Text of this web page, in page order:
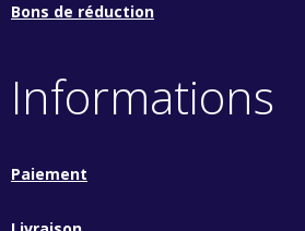
Bons de réduction
Informations
Paiement